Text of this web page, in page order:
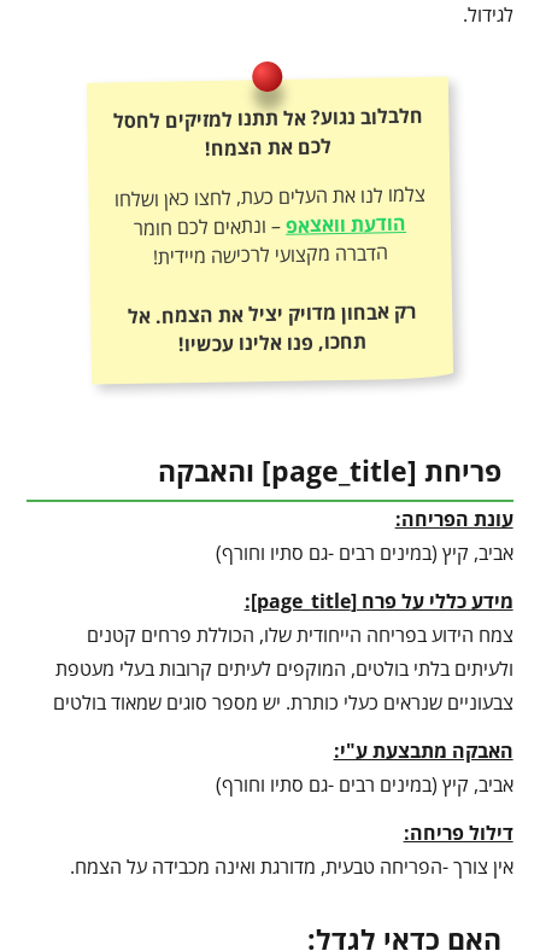
לגידול.
חלבלוב נגוע? אל תתנו למזיקים לחסל
לכם את הצמח!
צלמו לנו את העלים כעת, לחצו כאן ושלחו
הודעת וואצאפ– ונתאים לכם חומר
הדברה מקצועי לרכישה מיידית!
רק אבחון מדויק יציל את הצמח. אל
תחכו, פנו אלינו עכשיו!
פריחת [page_title] והאבקה
עונת הפריחה:
אביב, קיץ (במינים רבים -גם סתיו וחורף)
מידע כללי על פרח [page_title
]:
צמח הידוע בפריחה הייחודית שלו, הכוללת פרחים קטנים
ולעיתים בלתי בולטים, המוקפים לעיתים קרובות בעלי מעטפת
צבעוניים שנראים כעלי כותרת. יש מספר סוגים שמאוד בולטים
האבקה מתבצעת ע"י:
אביב, קיץ (במינים רבים -גם סתיו וחורף)
דילול פריחה:
אין צורך -הפריחה טבעית, מדורגת ואינה מכבידה על הצמח.
האם כדאי לגדל: